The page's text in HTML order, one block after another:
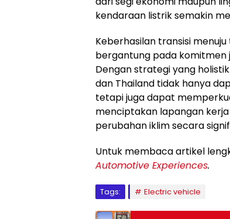
kendaraan listrik semakin
Keberhasilan transisi
bergantung pada komitmen
Dengan strategi yang
dan Thailand tidak hanya
tetapi juga dapat
menciptakan lapangan
perubahan iklim secara
Untuk membaca artikel
Automotive Experiences.
Tags: Electric vehicle